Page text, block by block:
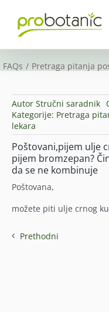
content
FAQs Pretraga pitanja
Autor Stručni saradnik
Kategorije: Pretraga
lekara
Poštovani,pijem ulje
pijem bromzepan?
da se ne kombinuje
Poštovana,
možete piti ulje crnog
Prethodni